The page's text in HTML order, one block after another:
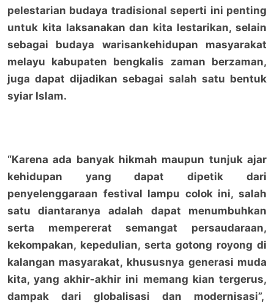
pelestarian budaya tradisional seperti ini penting
untuk kita laksanakan dan kita lestarikan, selain
sebagai budaya warisankehidupan masyarakat
melayu kabupaten bengkalis zaman berzaman,
juga dapat dijadikan sebagai salah satu bentuk
syiar Islam.
“Karena ada banyak hikmah maupun tunjuk ajar
kehidupan yang dapat dipetik dari
penyelenggaraan festival lampu colok ini, salah
satu diantaranya adalah dapat menumbuhkan
serta mempererat semangat persaudaraan,
kekompakan, kepedulian, serta gotong royong di
kalangan masyarakat, khususnya generasi muda
kita, yang akhir-akhir ini memang kian tergerus,
dampak dari globalisasi dan modernisasi”,